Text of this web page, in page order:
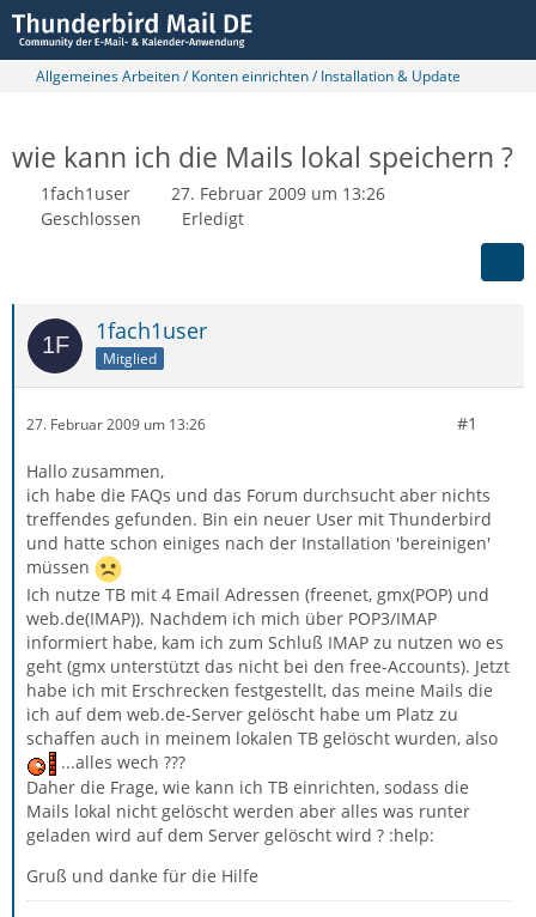
Allgemeines Arbeiten / Konten einrichten / Installation & Update
wie kann ich die Mails lokal speichern ?
1fach1user
27. Februar 2009 um 13:26
Geschlossen
Erledigt
1fach1user
Mitglied
27. Februar 2009 um 13:26 #1
Hallo zusammen,
ich habe die FAQs und das Forum durchsucht aber nichts
treffendes gefunden. Bin ein neuer User mit Thunderbird
und hatte schon einiges nach der Installation 'bereinigen'
müssen
Ich nutze TB mit 4 Email Adressen (freenet, gmx(POP) und
web.de(IMAP)). Nachdem ich mich über POP3/IMAP
informiert habe, kam ich zum Schluß IMAP zu nutzen wo es
geht (gmx unterstützt das nicht bei den free-Accounts). Jetzt
habe ich mit Erschrecken festgestellt, das meine Mails die
ich auf dem web.de-Server gelöscht habe um Platz zu
schaffen auch in meinem lokalen TB gelöscht wurden, also
...alles wech ???
Daher die Frage, wie kann ich TB einrichten, sodass die
Mails lokal nicht gelöscht werden aber alles was runter
geladen wird auf dem Server gelöscht wird ? :help:
Gruß und danke für die Hilfe